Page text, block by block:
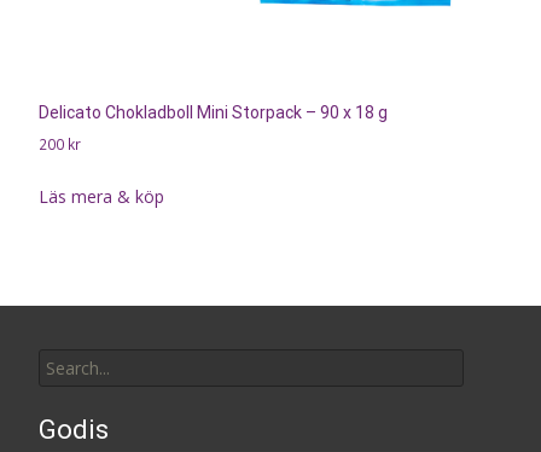
Delicato Chokladboll Mini Storpack – 90 x 18 g
200 kr
Läs mera & köp
for:
Godis